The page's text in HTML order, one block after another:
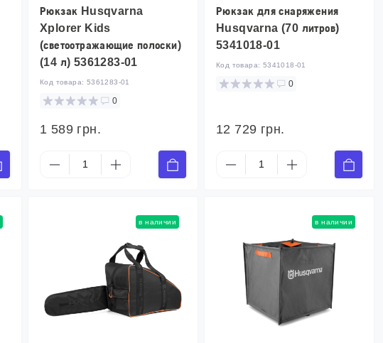
Рюкзак Husqvarna
Xplorer Kids
(светоотражающие полоски)
(14 л) 5361283-01
Код товара: 5361283-01
0
1 589 грн.
Рюкзак для снаряжения
Husqvarna (70 литров)
5341018-01
Код товара: 5341018-01
0
12 729 грн.
в наличии в наличии